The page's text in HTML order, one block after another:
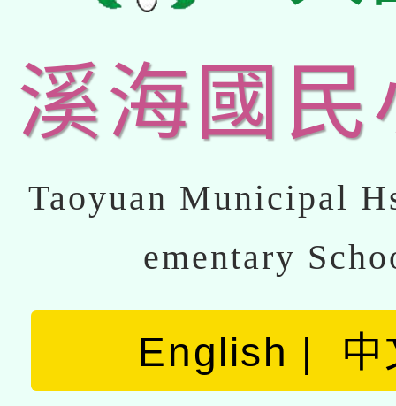
溪海國民
Taoyuan Municipal
ementary
English 中